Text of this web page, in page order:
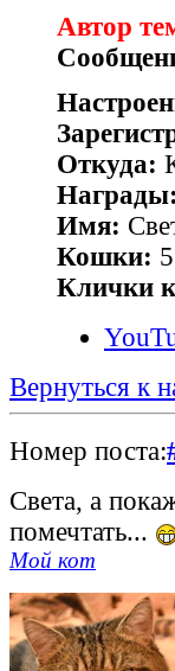
Автор
Откуда:
Награды:
Имя:
Кошки: 5
Клички
Вернуться к
Номер поста:
Света, а
помечтать...
Мой кот